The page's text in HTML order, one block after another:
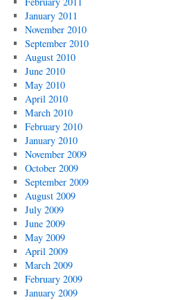
January 2011
November 2010
September 2010
August 2010
June 2010
May 2010
April 2010
March 2010
February 2010
January 2010
November 2009
October 2009
September 2009
August 2009
July 2009
June 2009
May 2009
April 2009
March 2009
February 2009
January 2009